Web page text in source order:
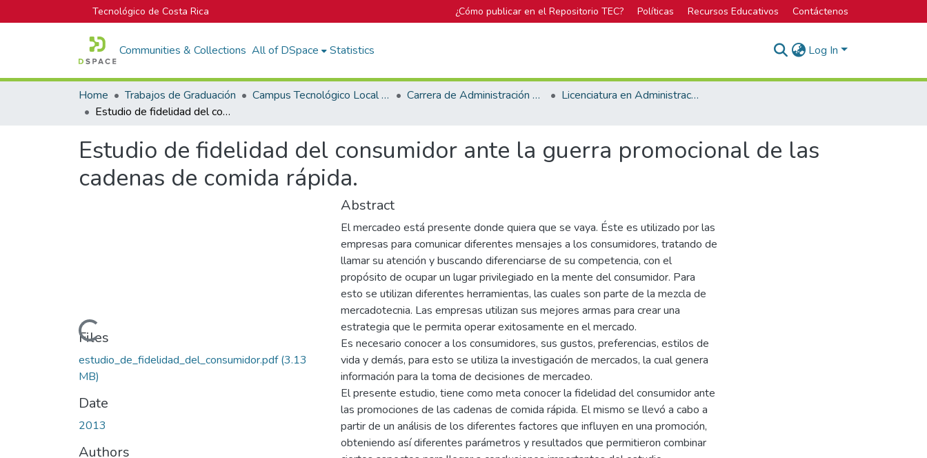
Tecnológico de Costa Rica ¿Cómo publicar en el Repositorio TEC? Políticas Recursos Educativos Contáctenos
Communities & Collections All of DSpace Statistics Log In
Home Trabajos de Graduación Campus Tecnológico Local San José Carrera de Administración de Empresa
Licenciatura en Administración de Empresas
Estudio de fidelidad del consumidor ante la guerra promocional de las cadenas de comida rápida.
Estudio de fidelidad del consumidor ante la guerra promocional de las
cadenas de comida rápida.
Loading...
Files
estudio_de_fidelidad_del_consumidor.pdf(3.13
MB)
Date
2013
Authors
Abstract
El mercadeo está presente donde quiera que se vaya. Éste es utilizado por las
empresas para comunicar diferentes mensajes a los consumidores, tratando de
llamar su atención y buscando diferenciarse de su competencia, con el
propósito de ocupar un lugar privilegiado en la mente del consumidor. Para
esto se utilizan diferentes herramientas, las cuales son parte de la mezcla de
mercadotecnia. Las empresas utilizan sus mejores armas para crear una
estrategia que le permita operar exitosamente en el mercado.
Es necesario conocer a los consumidores, sus gustos, preferencias, estilos de
vida y demás, para esto se utiliza la investigación de mercados, la cual genera
información para la toma de decisiones de mercadeo.
El presente estudio, tiene como meta conocer la fidelidad del consumidor ante
las promociones de las cadenas de comida rápida. El mismo se llevó a cabo a
partir de un análisis de los diferentes factores que influyen en una promoción,
obteniendo así diferentes parámetros y resultados que permitieron combinar